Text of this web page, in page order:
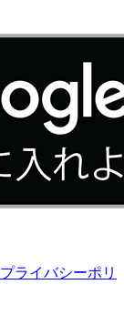
プライバシーポリ